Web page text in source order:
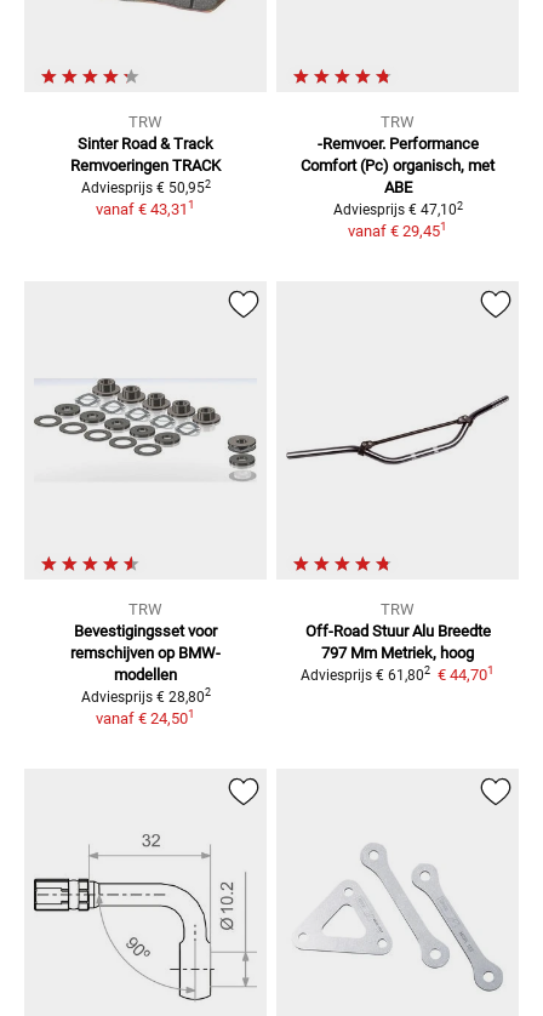
TRW
Sinter Road & Track
Remvoeringen TRACK
Adviesprijs € 50,952
vanaf € 43,311
TRW
-Remvoer. Performance
Comfort (Pc) organisch, met
ABE
Adviesprijs € 47,102
vanaf € 29,451
TRW
Bevestigingsset voor
remschijven op BMW-
modellen
Adviesprijs € 28,802
vanaf € 24,501
TRW
Off-Road Stuur Alu Breedte
797 Mm Metriek, hoog
Adviesprijs € 61,802 € 44,701